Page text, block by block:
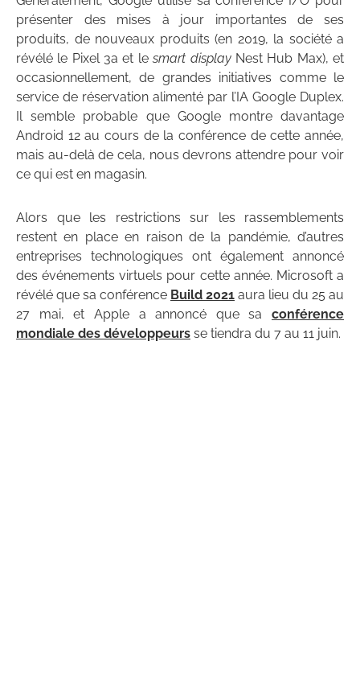
présenter des mises à jour importantes de ses
produits, de nouveaux produits (en 2019, la société a
révélé le Pixel 3a et lesmart displayNest Hub Max), et
occasionnellement, de grandes initiatives comme le
service de réservation alimenté par l’IA Google Duplex.
Il semble probable que Google montre davantage
Android 12 au cours de la conférence de cette année,
mais au-delà de cela, nous devrons attendre pour voir
ce qui est en magasin.
Alors que les restrictions sur les rassemblements
restent en place en raison de la pandémie, d’autres
entreprises technologiques ont également annoncé
des événements virtuels pour cette année. Microsoft a
révélé que sa conférence Build 2021 aura lieu du 25 au
27 mai, et Apple a annoncé que sa conférence
mondiale des développeurs se tiendra du 7 au 11 juin.